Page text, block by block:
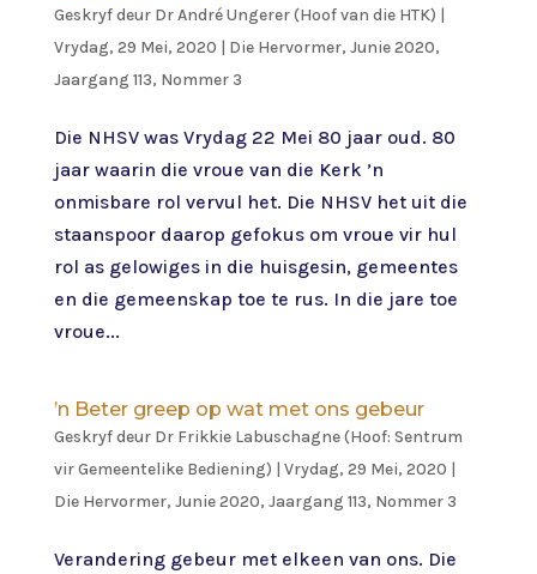
Geskryf deur Dr André Ungerer (Hoof van die HTK) |
Vrydag, 29 Mei, 2020 | Die Hervormer, Junie 2020,
Jaargang 113, Nommer 3
Die NHSV was Vrydag 22 Mei 80 jaar oud. 80
jaar waarin die vroue van die Kerk ’n
onmisbare rol vervul het. Die NHSV het uit die
staanspoor daarop gefokus om vroue vir hul
rol as gelowiges in die huisgesin, gemeentes
en die gemeenskap toe te rus. In die jare toe
vroue...
’n Beter greep op wat met ons gebeur
Geskryf deur Dr Frikkie Labuschagne (Hoof: Sentrum
vir Gemeentelike Bediening) | Vrydag, 29 Mei, 2020 |
Die Hervormer, Junie 2020, Jaargang 113, Nommer 3
Verandering gebeur met elkeen van ons. Die